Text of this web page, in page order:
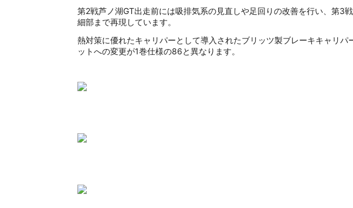
第2戦芦ノ湖GT出走前には吸排気系の見直しや足回りの改善を行い、第
細部まで再現しています。
熱対策に優れたキャリパーとして導入されたブリッツ製ブレーキキャリ
ットへの変更が1巻仕様の86と異なります。